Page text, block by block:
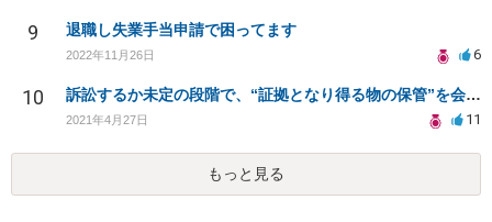
9 退職し失業手当申請で困ってます
2022年11月26日 6
10 訴訟するか未定の段階で、“証拠となり得る物の保管”を会社に応じてもらえる方法は在りますか?
2021年4月27日 11
もっと見る